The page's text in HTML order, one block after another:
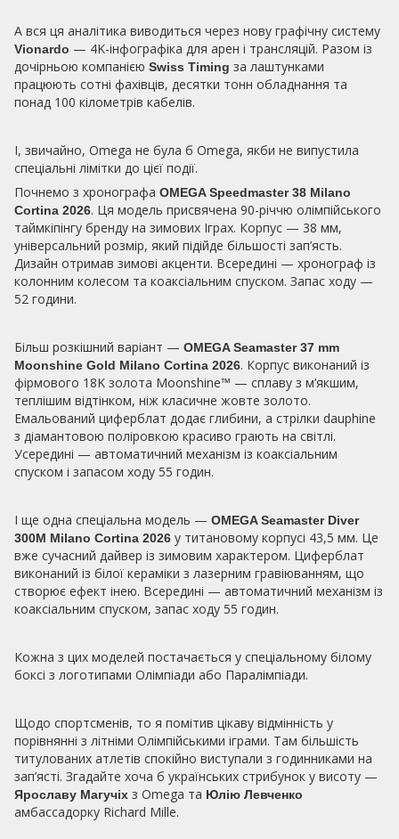
А вся ця аналітика виводиться через нову графічну систему
Vionardo — 4K-інфографіка для арен і трансляцій. Разом із
дочірньою компанією Swiss Timing за лаштунками
працюють сотні фахівців, десятки тонн обладнання та
понад 100 кілометрів кабелів.
І, звичайно, Omega не була б Omega, якби не випустила
спеціальні лімітки до цієї події.
Почнемо з хронографа OMEGA Speedmaster 38 Milano
Cortina 2026. Ця модель присвячена 90-річчю олімпійського
таймкіпінгу бренду на зимових Іграх. Корпус — 38 мм,
універсальний розмір, який підійде більшості зап’ясть.
Дизайн отримав зимові акценти. Всередині — хронограф із
колонним колесом та коаксіальним спуском. Запас ходу —
52 години.
Більш розкішний варіант — OMEGA Seamaster 37 mm
Moonshine Gold Milano Cortina 2026. Корпус виконаний із
фірмового 18K золота Moonshine™ — сплаву з м’якшим,
теплішим відтінком, ніж класичне жовте золото.
Емальований циферблат додає глибини, а стрілки dauphine
з діамантовою поліровкою красиво грають на світлі.
Усередині — автоматичний механізм із коаксіальним
спуском і запасом ходу 55 годин.
І ще одна спеціальна модель — OMEGA Seamaster Diver
300M Milano Cortina 2026 у титановому корпусі 43,5 мм. Це
вже сучасний дайвер із зимовим характером. Циферблат
виконаний із білої кераміки з лазерним гравіюванням, що
створює ефект інею. Всередині — автоматичний механізм із
коаксіальним спуском, запас ходу 55 годин.
Кожна з цих моделей постачається у спеціальному білому
боксі з логотипами Олімпіади або Паралімпіади.
Щодо спортсменів, то я помітив цікаву відмінність у
порівнянні з літніми Олімпійськими іграми. Там більшість
титулованих атлетів спокійно виступали з годинниками на
зап’ясті. Згадайте хоча б українських стрибунок у висоту —
Ярославу Магучіх з Omega та Юлію Левченко
амбассадорку Richard Mille.